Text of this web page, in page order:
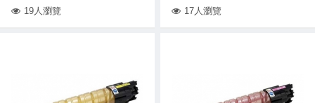
19人瀏覽
17人瀏覽